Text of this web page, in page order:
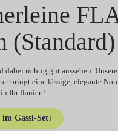
(Standard)
dabei richtig gut aussehen.
bringt eine lässige, elegante
Ihr flaniert!
Gassi-Set↓